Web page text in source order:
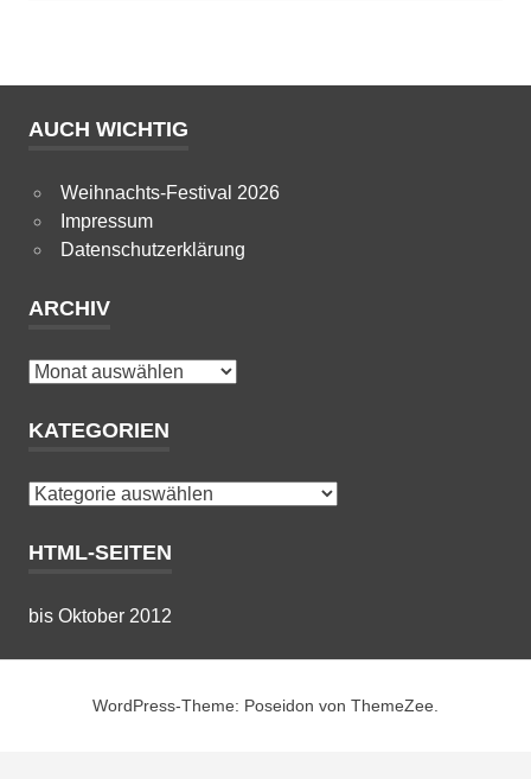
AUCH WICHTIG
Weihnachts-Festival 2026
Impressum
Datenschutzerklärung
ARCHIV
Archiv
KATEGORIEN
Kategorien
HTML-SEITEN
bis Oktober 2012
WordPress-Theme: Poseidon von ThemeZee.